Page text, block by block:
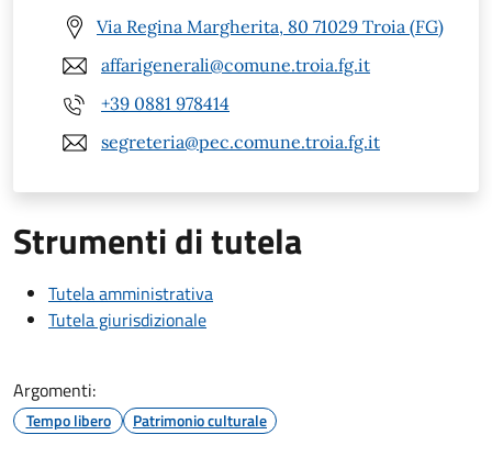
Via Regina Margherita, 80 71029 Troia (FG)
affarigenerali@comune.troia.fg.it
+39 0881 978414
segreteria@pec.comune.troia.fg.it
Strumenti di tutela
Tutela amministrativa
Tutela giurisdizionale
Argomenti:
Tempo libero Patrimonio culturale